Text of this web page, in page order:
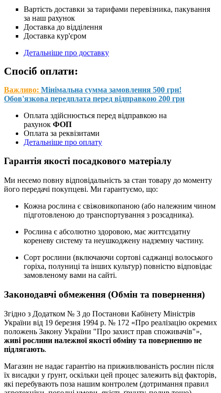
Вартість доставки за тарифами перевізника, пакування
за наш рахунок
Доставка до відділення
Доставка кур'єром
Детальніше про доставку
Спосіб оплати:
Важливо: Мінімальна сумма замовлення 500 грн!
Обов'язкова передплата перед відправкою 200 грн
Оплата здійснюється перед відправкою на
рахунок ФОП
Оплата за реквізитами
Детальніше про оплату
Гарантія якості посадкового матеріалу
Ми несемо повну відповідальність за стан товару до моменту
його передачі покупцеві. Ми гарантуємо, що:
Кожна рослина є свіжовикопаною (або належним чином
підготовленою до транспортування з розсадника).
Рослина є абсолютно здоровою, має життєздатну
кореневу систему та неушкоджену надземну частину.
Сорт рослини (включаючи сортові саджанці волоського
горіха, полуниці та інших культур) повністю відповідає
замовленому вами на сайті.
Законодавчі обмеження (Обмін та повернення)
Згідно з Додатком № 3 до Постанови Кабінету Міністрів
України від 19 березня 1994 р. № 172 «Про реалізацію окремих
положень Закону України "Про захист прав споживачів"»,
живі рослини належної якості обміну та поверненню не
підлягають.
Магазин не надає гарантію на приживлюваність рослин після
їх висадки у ґрунт, оскільки цей процес залежить від факторів,
які перебувають поза нашим контролем (дотримання правил